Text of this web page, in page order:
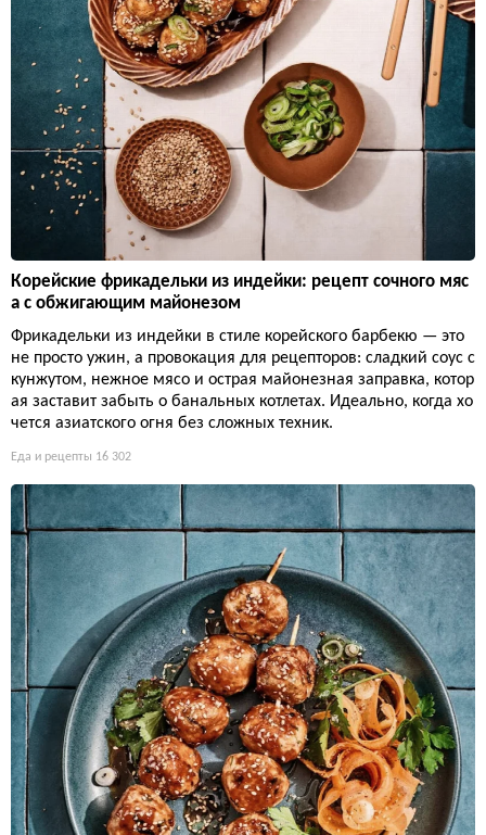
Корейские фрикадельки из индейки: рецепт сочного мяс
а с обжигающим майонезом
Фрикадельки из индейки в стиле корейского барбекю — это
не просто ужин, а провокация для рецепторов: сладкий соус с
кунжутом, нежное мясо и острая майонезная заправка, котор
ая заставит забыть о банальных котлетах. Идеально, когда хо
чется азиатского огня без сложных техник.
Еда и рецепты 16 302